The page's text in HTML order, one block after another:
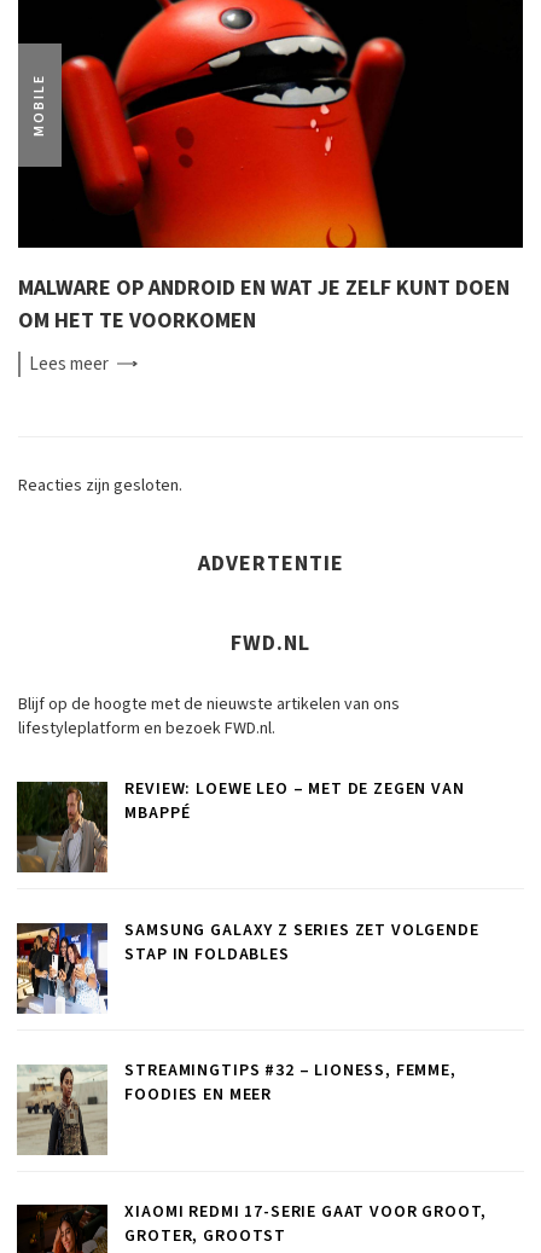
MOBILE
MALWARE OP ANDROID EN WAT JE ZELF KUNT DOEN
OM HET TE VOORKOMEN
Leesmeer
Reacties zijn gesloten.
ADVERTENTIE
FWD.NL
Blijf op de hoogte met de nieuwste artikelen van ons
lifestyleplatform en bezoek FWD.nl.
REVIEW: LOEWE LEO – MET DE ZEGEN VAN
MBAPPÉ
SAMSUNG GALAXY Z SERIES ZET VOLGENDE
STAP IN FOLDABLES
STREAMINGTIPS #32 – LIONESS, FEMME,
FOODIES EN MEER
XIAOMI REDMI 17-SERIE GAAT VOOR GROOT,
GROTER, GROOTST